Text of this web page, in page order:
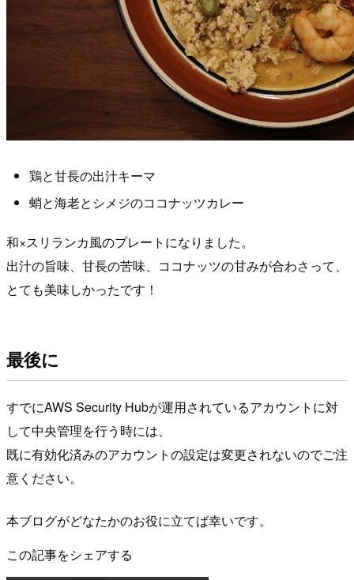
鶏と甘長の出汁キーマ
蛸と海老とシメジのココナッツカレー
和×スリランカ風のプレートになりました。
出汁の旨味、甘長の苦味、ココナッツの甘みが合わさって、
とても美味しかったです！
最後に
すでにAWS Security Hubが運用されているアカウントに対
して中央管理を行う時には、
既に有効化済みのアカウントの設定は変更されないのでご注
意ください。
本ブログがどなたかのお役に立てば幸いです。
この記事をシェアする